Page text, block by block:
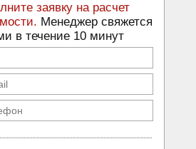
заявку на расчет
Менеджер свяжется
в течение 10 минут